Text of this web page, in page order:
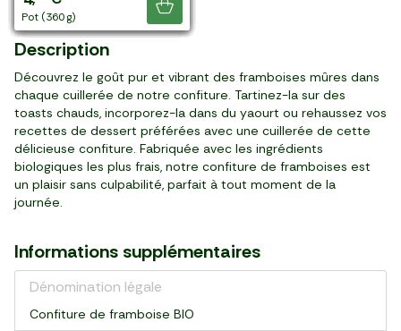
pot (370 g)
pot (370 g)
pot (240 g)
pot (370 g)
pot (315 g)
pot (315 g)
pot (240 g)
pots (370 g)
pot (240 g)
pot (315 g)
pot (315 g)
pot (315 g)
pot (240 g)
pot (360 g)
Je découvre
Description
Découvrez le goût pur et vibrant des framboises mûres dans
chaque cuillerée de notre confiture. Tartinez-la sur des
toasts chauds, incorporez-la dans du yaourt ou rehaussez vos
recettes de dessert préférées avec une cuillerée de cette
délicieuse confiture. Fabriquée avec les ingrédients
biologiques les plus frais, notre confiture de framboises est
un plaisir sans culpabilité, parfait à tout moment de la
journée.
Informations supplémentaires
Dénomination légale
Confiture de framboise BIO